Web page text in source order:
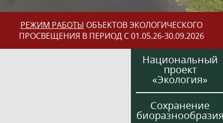
РЕЖИМ РАБОТЫ ОБЪЕКТОВ ЭКОЛОГИЧЕСКОГО
ПРОСВЕЩЕНИЯ В ПЕРИОД С 01.05.26-30.09.2026
Национальный
проект
«Экология»
Сохранение